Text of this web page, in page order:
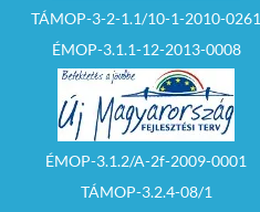
TÁMOP-3-2-1.1/10-1-2010-0261
ÉMOP-3.1.1-12-2013-0008
ÉMOP-3.1.2/A-2f-2009-0001
TÁMOP-3.2.4-08/1